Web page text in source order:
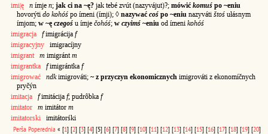
imi|ę
n ímje n; jak ci na ~ę? jak tebé zvút (nazyvájut)?; mówić komuś po ~eniu
hovorýti do kohóś po ímeni (ímji); ◊ nazywać coś po ~eniu nazyváti štoś ułásnym
ímjom; w ~ę czegoś u ímje čohóś; w czyimś ~eniu od ímeni kohóś
imigracja
fimigrácija f
imigracyjny imigracíjny
imigrant
m imigránt m
imigrantka
fimigrántka f
imigrować
ndkimigrováti; ~ z przyczyn ekonomicznych imigrováti z ekonomíčnych
pryčýn
imitacja
fimitácija f; pudrôbka f
imitator
m imitátor m
imitatorski imitátorśki
Perša Poperednia « [1] [2] [3] [4] [5] [6] [7] [8] [9] [10] [11] [12] [13] [14] [15] [16] [17] [18] [19] [20]